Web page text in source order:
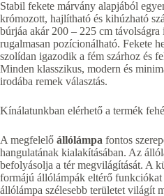
Stabil fekete márvány alapjából
krómozott, hajlítható és kihúzható
búrjáa akár 200 – 225 cm
rugalmasan pozícionálható. Fekete
szolídan igazodik a fém szárhoz és
Minden klasszikus, modern és
irodába remek választás.
Kínálatunkban elérhető a termék
A megfelelő állólámpa fontos
hangulatának kialakításában. Az
befolyásolja a tér megvilágítását. A
formájú állólámpák eltérő funkciókat
állólámpa szélesebb területet világít